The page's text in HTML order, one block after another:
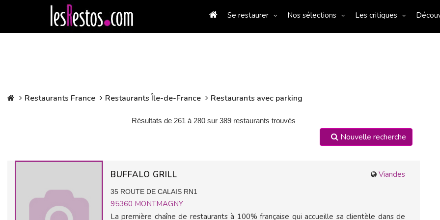
Se restaurer Nos sélections Les critiques
Restaurants France Restaurants Île-de-France Restaurants avec parking
Résultats de 261 à 280 sur 389 restaurants trouvés
Nouvelle recherche
Viandes
BUFFALO GRILL
35 ROUTE DE CALAIS RN1
95360 MONTMAGNY
La première chaîne de restaurants à 100% française qui accueille sa clientèle dans de